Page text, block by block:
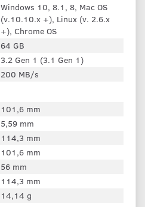
Windows 10, 8.1, 8, Mac OS
(v.10.10.x +), Linux (v. 2.6.x
+), Chrome OS
64 GB
3.2 Gen 1 (3.1 Gen 1)
200 MB/s
101,6 mm
5,59 mm
114,3 mm
101,6 mm
56 mm
114,3 mm
14,14 g